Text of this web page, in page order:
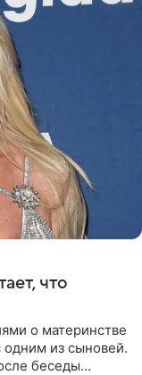
что
о материнстве
одним из сыновей.
беседы